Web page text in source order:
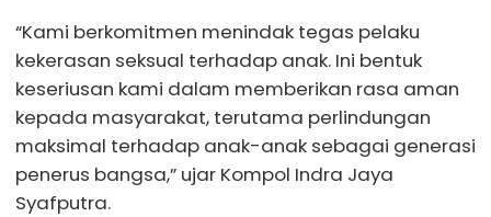
“Kami berkomitmen menindak tegas pelaku
kekerasan seksual terhadap anak. Ini bentuk
keseriusan kami dalam memberikan rasa aman
kepada masyarakat, terutama perlindungan
maksimal terhadap anak-anak sebagai generasi
penerus bangsa,” ujar Kompol Indra Jaya
Syafputra.